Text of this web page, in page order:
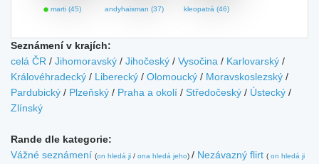
marti (45) andyhaisman (37) kleopatrá (46)
Seznámení v krajích:
celá ČR / Jihomoravský / Jihočeský / Vysočina / Karlovarský /
Královéhradecký / Liberecký / Olomoucký / Moravskoslezský /
Pardubický / Plzeňský / Praha a okolí / Středočeský / Ústecký /
Zlínský
Rande dle kategorie:
Vážné seznámení (on hledá ji / ona hledá jeho) / Nezávazný flirt ( on hledá ji